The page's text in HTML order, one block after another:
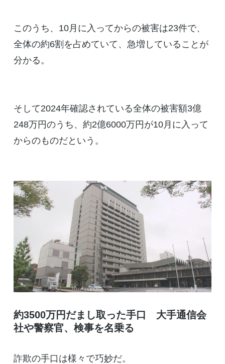
このうち、10月に入ってからの被害は23件で、
全体の約6割を占めていて、急増していることが
分かる。
そして2024年確認されている全体の被害額3億
248万円のうち、約2億6000万円が10月に入って
からのものだという。
約3500万円だまし取った手口 大手通信会
社や警察官、検事を名乗る
詐欺の手口は様々で巧妙だ。